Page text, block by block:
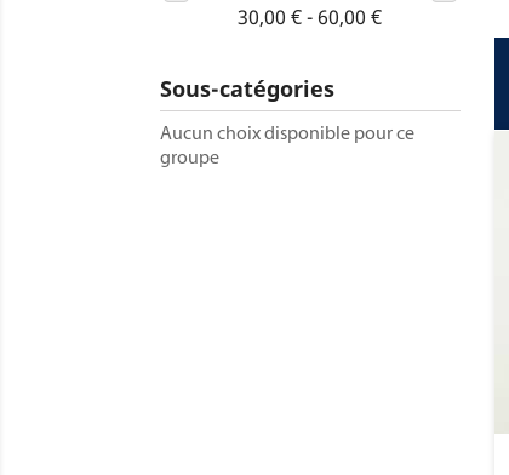
30,00 € - 60,00 €
Sous-catégories
Aucun choix disponible pour ce
groupe